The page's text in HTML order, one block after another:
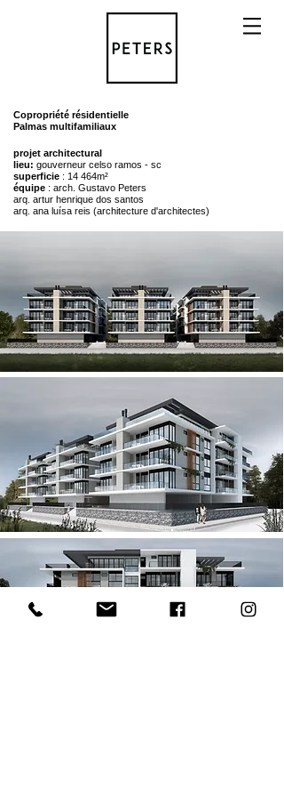
Copropriété résidentielle
Palmas multifamiliaux
projet architectural
lieu: gouverneur celso ramos - sc
superficie : 14 464m²
équipe : arch. Gustavo Peters
arq. artur henrique dos santos
arq. ana luísa reis (architecture d'architectes)